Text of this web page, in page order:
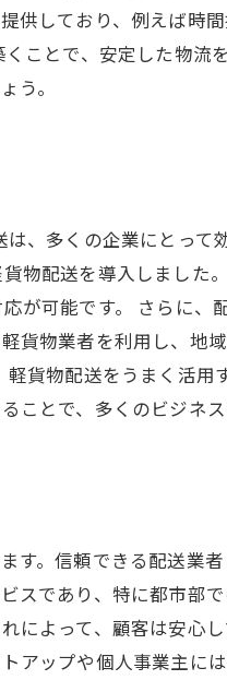
しており、例えば時
ことで、安定した物流
う。
、多くの企業にとって
物配送を導入しました
が可能です。 さらに
貨物業者を利用し、地
貨物配送をうまく活
とで、多くのビジネ
。信頼できる配送業
であり、特に都市部
よって、顧客は安心
アップや個人事業主に